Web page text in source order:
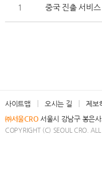
1 중국 진출 서비
사이트맵 오시는 길
제보
㈜서울CRO서울시 강남구 봉은
COPYRIGHT (C) SEOUL CRO. ALL